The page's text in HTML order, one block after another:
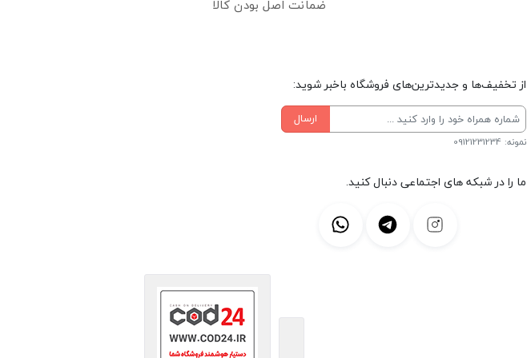
ضمانت اصل بودن کالا
از تخفیف‌ها و جدیدترین‌های فروشگاه باخبر شوید:
ارسال
نمونه: 09121231234
ما را در شبکه های اجتماعی دنبال کنید.